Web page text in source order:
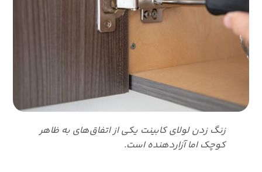
زنگ زدن لولای کابینت یکی از اتفاق‌های به ظاهر
کوچک اما آزاردهنده است.